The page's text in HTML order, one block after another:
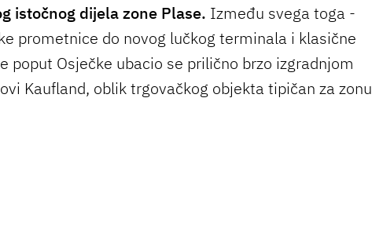
istočnog dijela zone Plase. Između svega toga -
prometnice do novog lučkog terminala i klasične
poput Osječke ubacio se prilično brzo izgradnjom
Kaufland, oblik trgovačkog objekta tipičan za zonu